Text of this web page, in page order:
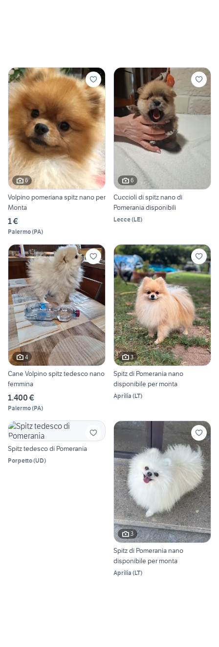
6
Volpino pomeriana spitz nano per
Monta
1 €
Palermo(PA)
6
Cuccioli di spitz nano di
Pomerania disponibili
Lecce(LE)
4
Cane Volpino spitz tedesco nano
femmina
1.400 €
Palermo(PA)
3
Spitz di Pomerania nano
disponibile per monta
Aprilia (LT)
Spitz tedesco di Pomerania
Porpetto(UD)
3
Spitz di Pomerania nano
disponibile per monta
Aprilia (LT)